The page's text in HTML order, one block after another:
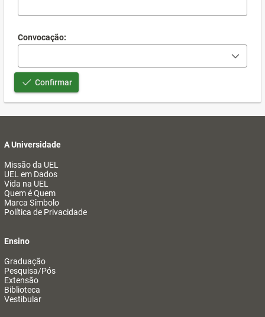
Convocação:
Confirmar
A Universidade
Missão da UEL
UEL em Dados
Vida na UEL
Quem é Quem
Marca Símbolo
Política de Privacidade
Ensino
Graduação
Pesquisa/Pós
Extensão
Biblioteca
Vestibular